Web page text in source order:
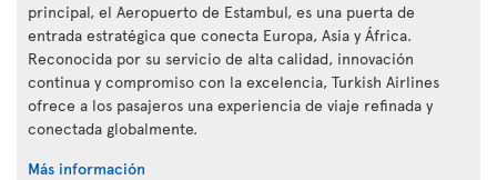
principal, el Aeropuerto de Estambul, es una puerta de
entrada estratégica que conecta Europa, Asia y África.
Reconocida por su servicio de alta calidad, innovación
continua y compromiso con la excelencia, Turkish Airlines
ofrece a los pasajeros una experiencia de viaje refinada y
conectada globalmente.
Más información